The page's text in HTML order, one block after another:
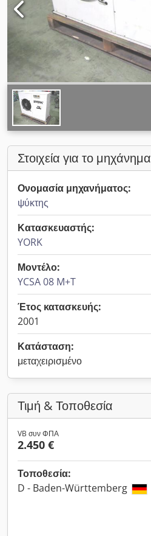
Στοιχεία για το μηχάνημα
Ονομασία μηχανήματος:
ψύκτης
Κατασκευαστής:
YORK
Μοντέλο:
YCSA 08 M+T
Έτος κατασκευής:
2001
Κατάσταση:
μεταχειρισμένο
Τιμή & Τοποθεσία
VB συν ΦΠΑ
2.450 €
Τοποθεσία:
D - Baden-Württemberg